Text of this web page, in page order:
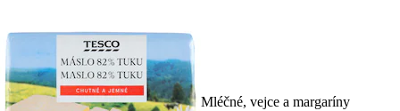
Mléčné, vejce a margaríny